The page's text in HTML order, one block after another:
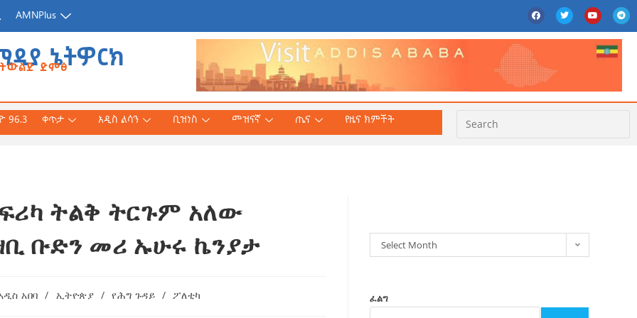
AMNPlus
ኔትዎርክ
ድምፅ
(ዶ/ር)
ተተርጉሞ በቅርቡ
96.3 ቀጥታ አዲስ ልሳን ቢዝነስ መዝናኛ ጤና
የዜና ክምችት
ትልቅ ትርጉም አለው
ቡድን መሪ ኡሁሩ ኬንያታ
አበባ / ኢትዮጵያ / የሕግ ጉዳይ / ፖለቲካ
Select Month
ፈልግ